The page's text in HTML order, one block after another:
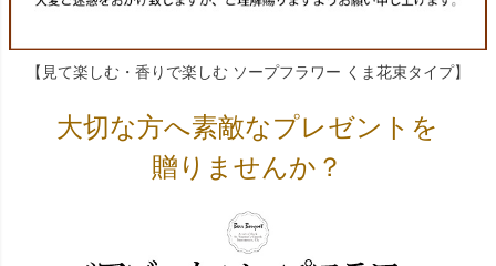
【見て楽しむ・香りで楽しむ ソープフラワー くま花束タイプ】
大切な方へ素敵なプレゼントを
贈りませんか？